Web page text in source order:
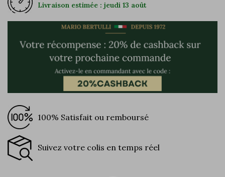
Livraison estimée : jeudi 13 août
100% Satisfait ou remboursé
Suivez votre colis en temps réel